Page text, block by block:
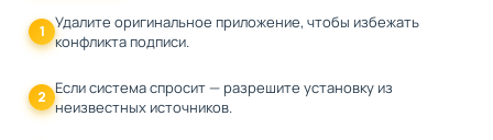
1 Удалите оригинальное приложение, чтобы избежать
конфликта подписи.
2 Если система спросит — разрешите установку из
неизвестных источников.